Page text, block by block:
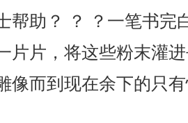
帮助？ ？ ？一笔书完
片片，将这些粉末灌
像而到现在余下的只